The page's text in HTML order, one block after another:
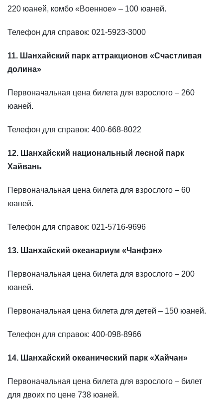
220 юаней, комбо «Военное» – 100 юаней.
Телефон для справок: 021-5923-3000
11. Шанхайский парк аттракционов «Счастливая
долина»
Первоначальная цена билета для взрослого – 260
юаней.
Телефон для справок: 400-668-8022
12. Шанхайский национальный лесной парк
Хайвань
Первоначальная цена билета для взрослого – 60
юаней.
Телефон для справок: 021-5716-9696
13. Шанхайский океанариум «Чанфэн»
Первоначальная цена билета для взрослого – 200
юаней.
Первоначальная цена билета для детей – 150 юаней.
Телефон для справок: 400-098-8966
14. Шанхайский океанический парк «Хайчан»
Первоначальная цена билета для взрослого – билет
для двоих по цене 738 юаней.